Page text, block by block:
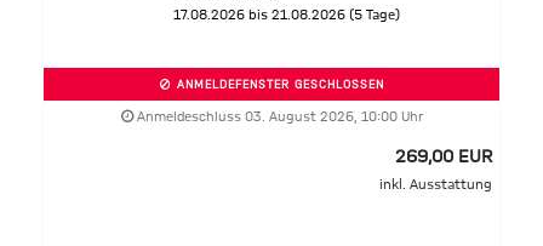
17.08.2026 bis 21.08.2026 (5 Tage)
ANMELDEFENSTER GESCHLOSSEN
Anmeldeschluss 03. August 2026, 10:00 Uhr
269,00 EUR
inkl. Ausstattung